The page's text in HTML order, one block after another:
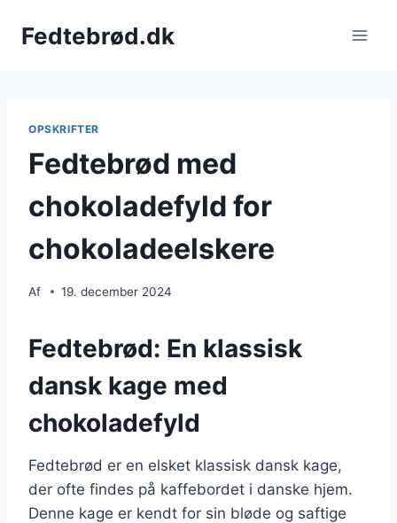
Fedtebrød.dk
OPSKRIFTER
Fedtebrød med
chokoladefyld for
chokoladeelskere
Af 19. december 2024
Fedtebrød: En klassisk
dansk kage med
chokoladefyld
Fedtebrød er en elsket klassisk dansk kage,
der ofte findes på kaffebordet i danske hjem.
Denne kage er kendt for sin bløde og saftige